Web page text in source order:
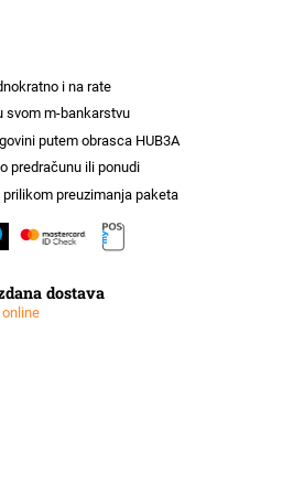
i na rate
svom m-bankarstvu
putem obrasca HUB3A
predračunu ili ponudi
preuzimanja paketa
dostava